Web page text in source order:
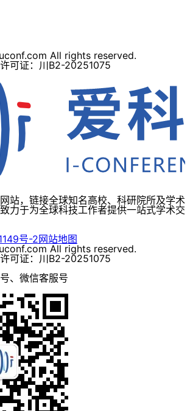
All rights reserved.
可证：川B2-20251075
站，链接全球知名高校、科研院所及学术
力于为全球科技工作者提供一站式学术交
号-2网站地图
All rights reserved.
可证：川B2-20251075
、微信客服号